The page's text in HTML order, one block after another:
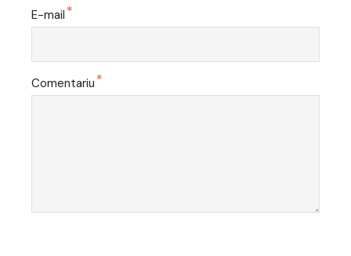
E-mail *
Comentariu *